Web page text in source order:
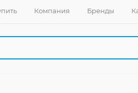
Компания Бренды